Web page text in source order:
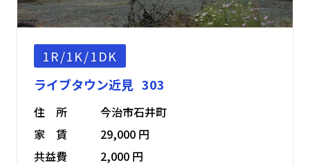
1R/1K/1DK
ライブタウン近見 303
住 所
今治市石井町
家 賃
29,000 円
共益費
2,000 円